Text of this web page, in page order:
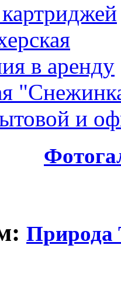
в аренду
и
Природа